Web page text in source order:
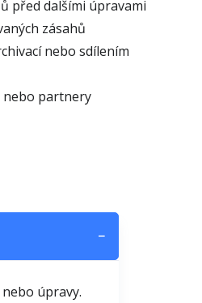
před dalšími úpravami
zásahů
nebo sdílením
nebo partnery
−
úpravy.